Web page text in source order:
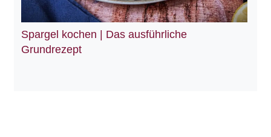
Spargel kochen | Das ausführliche
Grundrezept